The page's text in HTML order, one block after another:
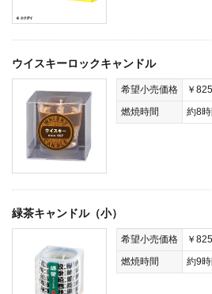
ウイスキーロックキャンドル
希望小売価格
￥
燃焼時間
約8
緑茶キャンドル（小）
希望小売価格
￥
燃焼時間
約9